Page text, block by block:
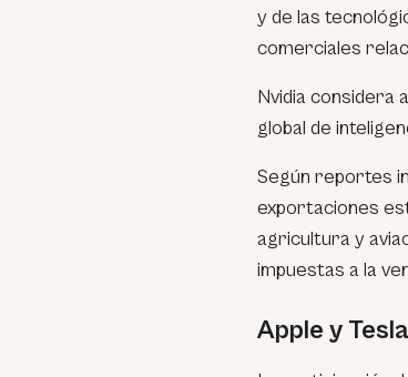
y de las
comerciales
Nvidia considera
global de
Según reportes
exportaciones
agricultura y
impuestas a la
Apple y